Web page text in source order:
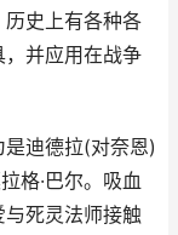
史上有各种各
并应用在战争
迪德拉(对奈恩)
格·巴尔。吸血
死灵法师接触